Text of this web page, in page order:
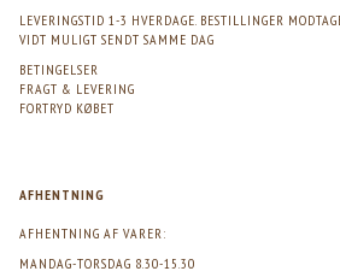
LEVERINGSTID 1-3 HVERDAGE. BESTILLINGER
VIDT MULIGT SENDT SAMME DAG
BETINGELSER
FRAGT & LEVERING
FORTRYD KØBET
AFHENTNING
AFHENTNING AF VARER:
MANDAG-TORSDAG 8.30-15.30